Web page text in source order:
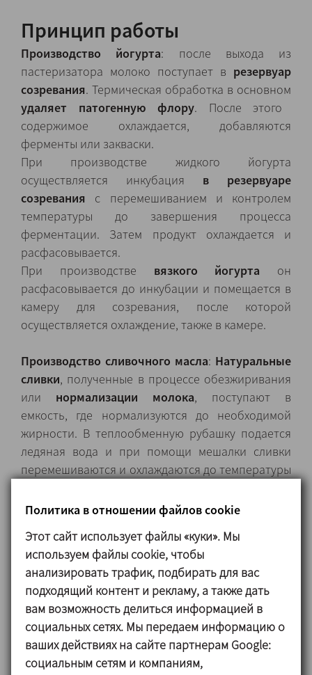
Принцип работы
Производство йогурта: после выхода из
пастеризатора молоко поступает в резервуар
созревания. Термическая обработка в основном
удаляет патогенную флору. После этого
содержимое охлаждается, добавляются
ферменты или закваски.
При производстве жидкого йогурта
осуществляется инкубация в резервуаре
созревания с перемешиванием и контролем
температуры до завершения процесса
ферментации. Затем продукт охлаждается и
расфасовывается.
При производстве вязкого йогурта он
расфасовывается до инкубации и помещается в
камеру для созревания, после которой
осуществляется охлаждение, также в камере.
Производство сливочного масла: Натуральные
сливки, полученные в процессе обезжиривания
или нормализации молока, поступают в
емкость, где нормализуются до необходимой
жирности. В теплообменную рубашку подается
ледяная вода и при помощи мешалки сливки
перемешиваются и охлаждаются до температуры
подаются в бочку для сбивания сливок или в
Конструкция и
характеристики
Закрытая емкость вертикального типа из
нержавеющей стали AISI 316L или AISI 304.
Теплообменная рубашка для нагрева продукта
Политика в отношении файлов cookie
Этот сайт использует файлы «куки». Мы
используем файлы cookie, чтобы
анализировать трафик, подбирать для вас
подходящий контент и рекламу, а также дать
вам возможность делиться информацией в
социальных сетях. Мы передаем информацию о
ваших действиях на сайте партнерам Google:
социальным сетям и компаниям,